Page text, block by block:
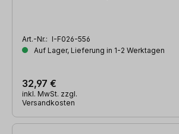
Art.-Nr.: I-F026-556
Auf Lager, Lieferung in 1-2 Werktagen
32,97 €
inkl. MwSt. zzgl.
Versandkosten